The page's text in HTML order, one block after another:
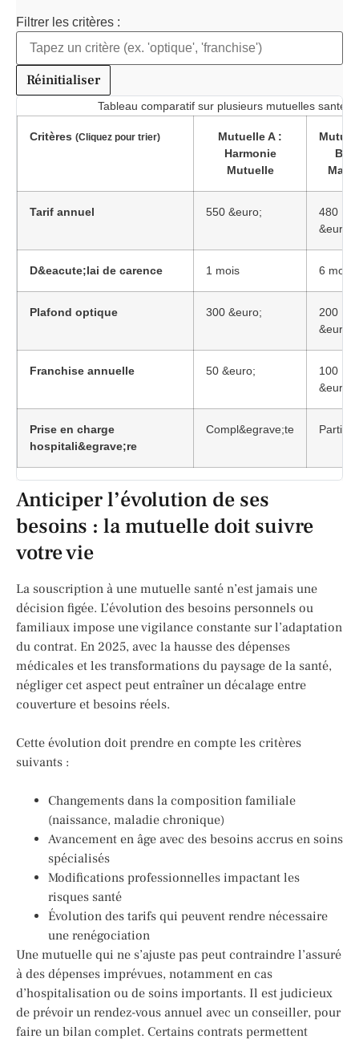
Filtrer les critères :
Réinitialiser
Tableau comparatif sur plusieurs mutuelles santé
Critères (Cliquez pour trier)
Mutuelle A :
Harmonie
Mutuelle
B :
Macif
Tarif annuel 550 &euro;
480
&euro;
D&eacute;lai de carence 1 mois 6 mois
Plafond optique 300 &euro;
200
&euro;
Franchise annuelle 50 &euro;
100
&euro;
Prise en charge
hospitali&egrave;re
Compl&egrave;te Partielle
Anticiper l’évolution de ses
besoins : la mutuelle doit suivre
votre vie
La souscription à une mutuelle santé n’est jamais une
décision figée. L’évolution des besoins personnels ou
familiaux impose une vigilance constante sur l’adaptation
du contrat. En 2025, avec la hausse des dépenses
médicales et les transformations du paysage de la santé,
négliger cet aspect peut entraîner un décalage entre
couverture et besoins réels.
Cette évolution doit prendre en compte les critères
suivants :
Changements dans la composition familiale
(naissance, maladie chronique)
Avancement en âge avec des besoins accrus en soins
spécialisés
Modifications professionnelles impactant les
risques santé
Évolution des tarifs qui peuvent rendre nécessaire
une renégociation
Une mutuelle qui ne s’ajuste pas peut contraindre l’assuré
à des dépenses imprévues, notamment en cas
d’hospitalisation ou de soins importants. Il est judicieux
de prévoir un rendez-vous annuel avec un conseiller, pour
faire un bilan complet. Certains contrats permettent